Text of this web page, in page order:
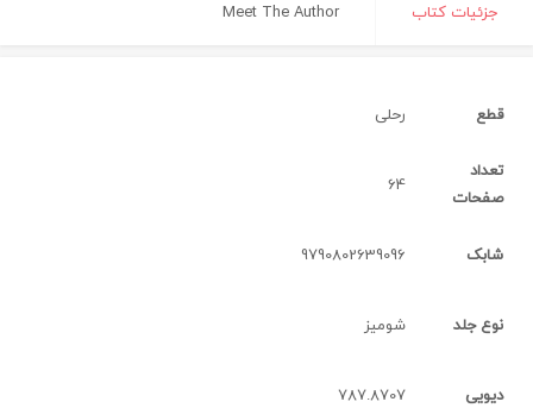
جزئیات کتاب Meet The Author
قطع رحلی
تعداد
صفحات
64
شابک 9790802639096
نوع جلد شومیز
دیویی 787.8707